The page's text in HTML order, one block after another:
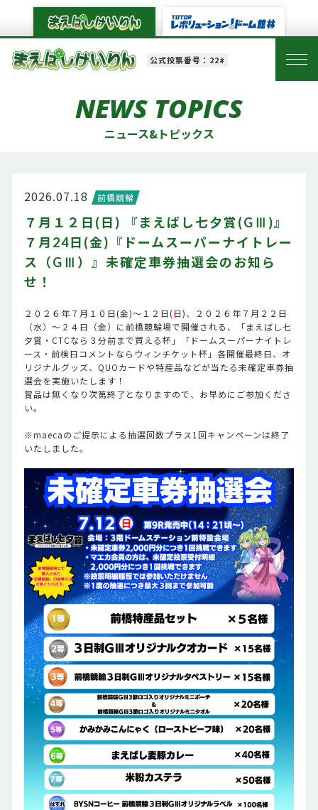
公式投票番号：22#
NEWS TOPICS
ニュース&トピックス
2026.07.18 前橋競輪
７月１２日(日) 『まえばし七夕賞(GⅢ)』
７月24日(金)『ドームスーパーナイトレー
ス（GⅢ）』未確定車券抽選会のお知ら
せ！
２０２６年７月１０日(金)～１２日(日)、２０２６年７月２２日
（水）～２４日（金）に前橋競輪場で開催される、「まえばし七
夕賞・CTCなら３分前まで買える杯」「ドームスーパーナイトレ
ース・前検日コメントならウィンチケット杯」各開催最終日、オ
リジナルグッズ、QUOカードや特産品などが当たる未確定車券抽
選会を実施いたします！
賞品は無くなり次第終了となりますので、お早めにご参加くださ
い。
※maecaのご提示による抽選回数プラス1回キャンペーンは終了
いたしました。